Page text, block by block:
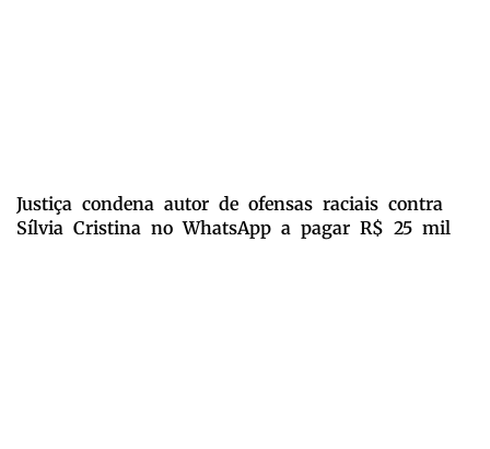
Justiça condena autor de ofensas raciais contra
Sílvia Cristina no WhatsApp a pagar R$ 25 mil